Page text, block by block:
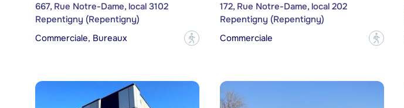
667, Rue Notre-Dame, local 3102
Repentigny (Repentigny)
Commerciale, Bureaux
?
172, Rue Notre-Dame, local 202
Repentigny (Repentigny)
Commerciale
?